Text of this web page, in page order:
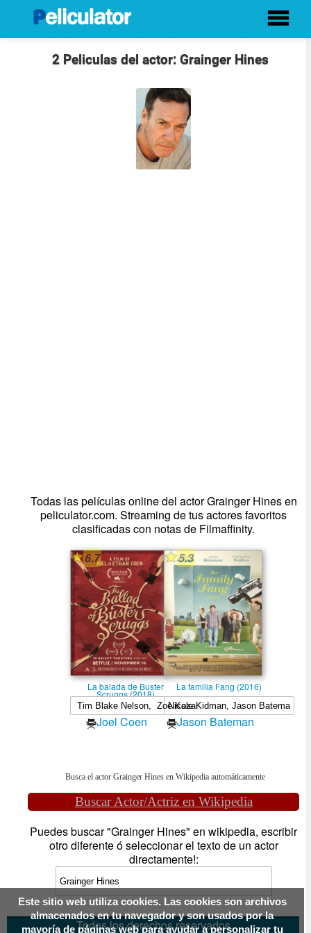
2 Peliculas del actor: Grainger Hines
Todas las películas online del actor Grainger Hines en
peliculator.com. Streaming de tus actores favoritos
clasificadas con notas de Filmaffinity.
6.7
La balada de Buster
Scruggs (2018)
Joel Coen
5.3
La familia Fang (2016)
Jason Bateman
Busca el actor Grainger Hines en Wikipedia automáticamente
Buscar Actor/Actriz en Wikipedia
Puedes buscar "Grainger Hines" en wikipedia, escribir
otro diferente ó seleccionar el texto de un actor
directamente!:
Todos los derechos reservados
Este sitio web utiliza cookies. Las cookies son archivos
almacenados en tu navegador y son usados por la
mayoría de páginas web para ayudar a personalizar tu